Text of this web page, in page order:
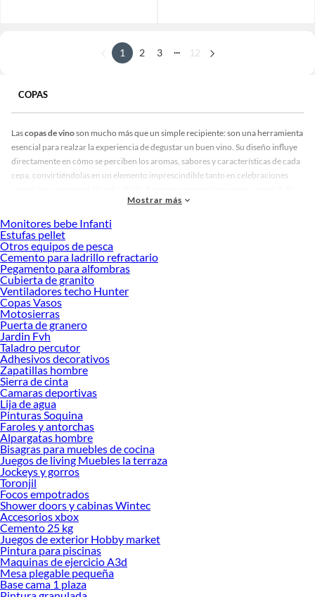
1 2 3 ... 12
COPAS
Lascopas de vinoson mucho más que un simple recipiente: son una herramienta
esencial para realzar la experiencia de degustar un buen vino. Su diseño influye
directamente en cómo se perciben los aromas, sabores y características de cada
cepa, convirtiéndolas en un elemento imprescindible tanto en celebraciones
copas para vino tinto, blanco, espumante y rosé, en distintos estilos, materiales y
Copas:
Lascopas de vinotinto se caracterizan por tener un cáliz amplio, que permite
una mayor oxigenación del vino. Esta forma favorece la liberación de aromas
complejos y permite apreciar mejor la intensidad del sabor. Son ideales para
cepas como Cabernet Sauvignon, Merlot o Syrah, ya que realzan sus notas
frutales y taninos. En nuestro catálogo podrás encontrar modelos de vidrio fino,
cristal sin plomo y versiones reforzadas para uso cotidiano o profesional.
Por otro lado, las copas para vino blanco son más estilizadas y con un cáliz más
cerrado, lo que ayuda a conservar la frescura y resaltar los aromas delicados
propios de cepas como Sauvignon Blanc o Chardonnay. Gracias a su diseño más
vertical, mantienen la temperatura por más tiempo, siendo perfectas para vinos
que se sirven fríos.
Para quienes disfrutan de vinos espumantes como Champagne o Prosecco, las
copas tipo flauta son la mejor elección. Su forma alargada conserva las burbujas
y dirige los aromas hacia la nariz, haciendo que cada sorbo sea una experiencia
elegante y refrescante. También puedes encontrar copas coupé, de diseño retro,
ideales para cócteles o celebraciones con estilo.
En Sodimac, también contamos con juegos de copas para quienes están
armando su vajilla o desean renovar su cristalería. Disponibles en sets de 2, 4, 6 o
más unidades, estos productos combinan diseño, funcionalidad y resistencia, y
están pensados tanto para uso doméstico como para reuniones más formales.
Algunas copas incluyen detalles decorativos, bases de color o acabados
especiales que las hacen destacar en cualquier mesa.
Además, ofrecemos copas fabricadas con tecnologías que aumentan su
Mostrar más
Monitores bebe Infanti
Estufas pellet
Otros equipos de pesca
Cemento para ladrillo refractario
Pegamento para alfombras
Cubierta de granito
Ventiladores techo Hunter
Copas Vasos
Motosierras
Puerta de granero
Jardin Fvh
Taladro percutor
Adhesivos decorativos
Zapatillas hombre
Sierra de cinta
Camaras deportivas
Lija de agua
Pinturas Soquina
Faroles y antorchas
Alpargatas hombre
Bisagras para muebles de cocina
Juegos de living Muebles la terraza
Jockeys y gorros
Toronjil
Focos empotrados
Shower doors y cabinas Wintec
Accesorios xbox
Cemento 25 kg
Juegos de exterior Hobby market
Pintura para piscinas
Maquinas de ejercicio A3d
Mesa plegable pequeña
Base cama 1 plaza